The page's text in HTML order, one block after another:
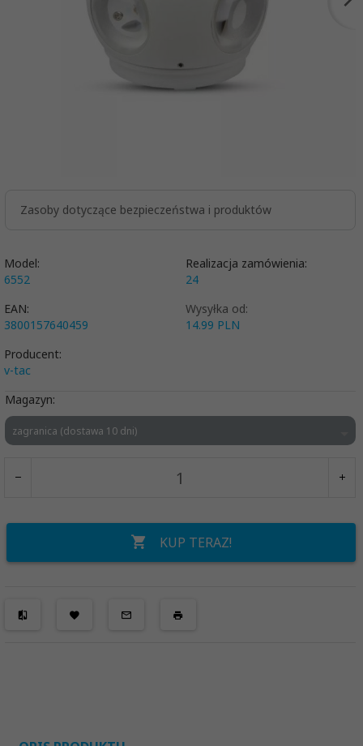
Zasoby dotyczące bezpieczeństwa i produktów
Model:
6552
Realizacja zamówienia:
24
EAN:
3800157640459
Wysyłka od:
14.99 PLN
Producent:
v-tac
Magazyn:
zagranica (dostawa 10 dni)
KUP TERAZ!